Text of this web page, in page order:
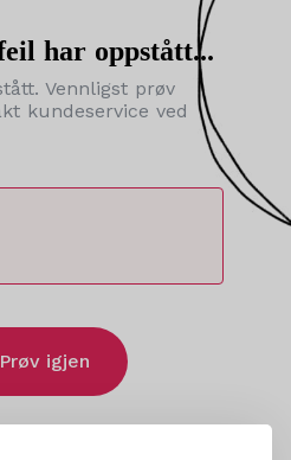
har oppstått...
Vennligst prøv
kundeservice ved
Prøv igjen